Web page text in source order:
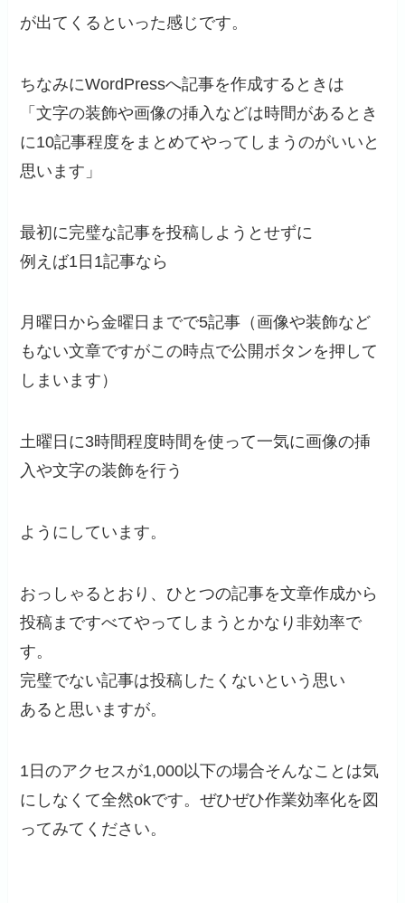
が出てくるといった感じです。
ちなみにWordPressへ記事を作成するときは
「文字の装飾や画像の挿入などは時間があるとき
に10記事程度をまとめてやってしまうのがいいと
思います」
最初に完璧な記事を投稿しようとせずに
例えば1日1記事なら
月曜日から金曜日までで5記事（画像や装飾など
もない文章ですがこの時点で公開ボタンを押して
しまいます）
土曜日に3時間程度時間を使って一気に画像の挿
入や文字の装飾を行う
ようにしています。
おっしゃるとおり、ひとつの記事を文章作成から
投稿まですべてやってしまうとかなり非効率で
す。
完璧でない記事は投稿したくないという思い
あると思いますが。
1日のアクセスが1,000以下の場合そんなことは気
にしなくて全然okです。ぜひぜひ作業効率化を図
ってみてください。